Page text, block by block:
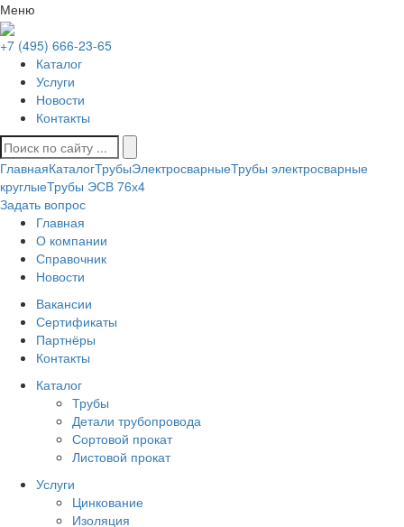
Меню
+7 (495) 666-23-65
Каталог
Услуги
Новости
Контакты
ГлавнаяКаталогТрубыЭлектросварныеТрубы электросварные
круглыеТрубы ЭСВ 76х4
Задать вопрос
Главная
О компании
Справочник
Новости
Вакансии
Сертификаты
Партнёры
Контакты
Каталог
Трубы
Детали трубопровода
Сортовой прокат
Листовой прокат
Услуги
Цинкование
Изоляция